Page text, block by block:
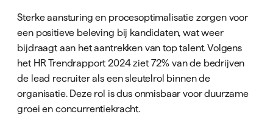
Sterke aansturing en procesoptimalisatie zorgen voor
een positieve beleving bij kandidaten, wat weer
bijdraagt aan het aantrekken van top talent. Volgens
het HR Trendrapport 2024 ziet 72% van de bedrijven
de lead recruiter als een sleutelrol binnen de
organisatie. Deze rol is dus onmisbaar voor duurzame
groei en concurrentiekracht.